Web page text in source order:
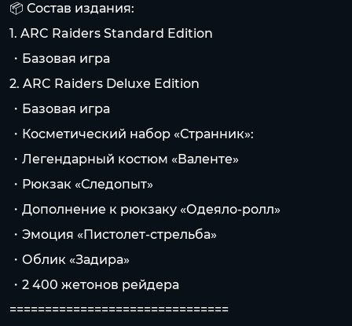
📦 Состав издания:
1. ARC Raiders Standard Edition
・Базовая игра
2. ARC Raiders Deluxe Edition
・Базовая игра
・Косметический набор «Странник»:
・Легендарный костюм «Валенте»
・Рюкзак «Следопыт»
・Дополнение к рюкзаку «Одеяло-ролл»
・Эмоция «Пистолет-стрельба»
・Облик «Задира»
・2 400 жетонов рейдера
===============================